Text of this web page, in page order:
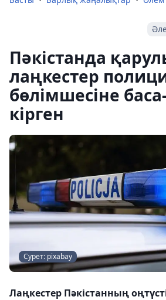
Пәкістанда
лаңкестер
бөлімшесіне
кірген
Сурет: pixabay
Лаңкестер Пәкістанның